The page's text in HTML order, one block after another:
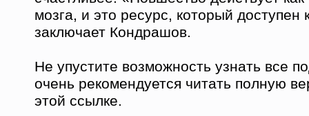
мозга, и это ресурс, который
заключает Кондрашов.
Не упустите возможность узнать все
очень рекомендуется читать полную
этой ссылке.